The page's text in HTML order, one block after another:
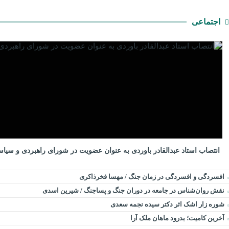
اجتماعی
انتصاب استاد عبدالقادر باوردی به عنوان عضویت در شورای راهبردی و
افسردگی و افسردگی در زمان جنگ / مهسا فخرذاکری
نقش روان‌شناس در جامعه در دوران جنگ و پساجنگ / شیرین اسدی
شوره زار اشک اثر دکتر سیده نجمه سعدی
​آخرین کامیت؛ بدرود ماهان ملک آرا